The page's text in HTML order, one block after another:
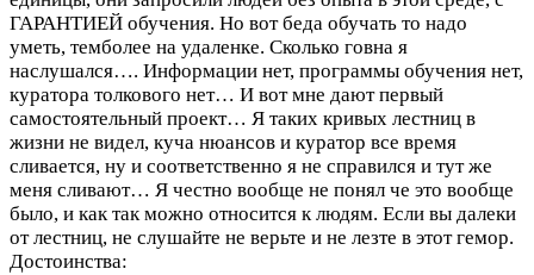
ГАРАНТИЕЙ обучения. Но вот беда обучать то надо
уметь, темболее на удаленке. Сколько говна я
наслушался…. Информации нет, программы обучения нет,
куратора толкового нет… И вот мне дают первый
самостоятельный проект… Я таких кривых лестниц в
жизни не видел, куча нюансов и куратор все время
сливается, ну и соответственно я не справился и тут же
меня сливают… Я честно вообще не понял че это вообще
было, и как так можно относится к людям. Если вы далеки
от лестниц, не слушайте не верьте и не лезте в этот гемор.
Достоинства: